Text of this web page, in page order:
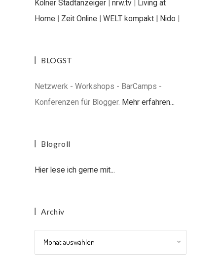
Kölner Stadtanzeiger | nrw.tv | Living at
Home | Zeit Online | WELT kompakt | Nido |
BLOGST
Netzwerk - Workshops - BarCamps -
Konferenzen für Blogger. Mehr erfahren...
Blogroll
Hier lese ich gerne mit...
Archiv